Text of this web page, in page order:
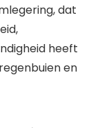
dat
heeft
en